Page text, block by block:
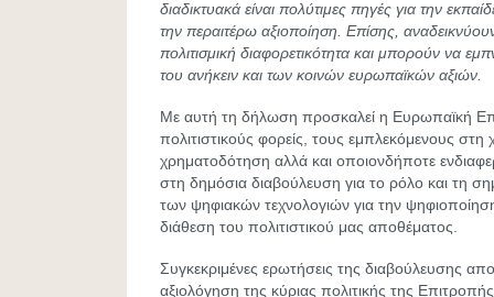
διαδικτυακά είναι πολύτιμες πηγές για την
την περαιτέρω αξιοποίηση. Επίσης,
πολιτισμική διαφορετικότητα και μπορούν να
του ανήκειν και των κοινών ευρωπαϊκών αξιών.
Με αυτή τη δήλωση προσκαλεί η Ευρωπαϊκή
πολιτιστικούς φορείς, τους εμπλεκόμενους στη
χρηματοδότηση αλλά και οποιονδήποτε
στη δημόσια διαβούλευση για το ρόλο και τη
των ψηφιακών τεχνολογιών για την
διάθεση του πολιτιστικού μας αποθέματος.
Συγκεκριμένες ερωτήσεις της διαβούλευσης
αξιολόγηση της κύριας πολιτικής της